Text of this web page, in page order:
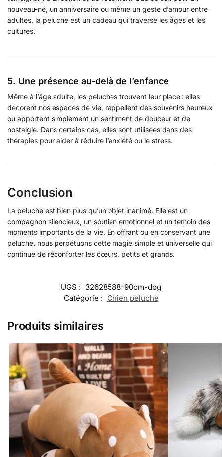
nouveau-né, un anniversaire ou même un geste d’amour entre
adultes, la peluche est un cadeau qui traverse les âges et les
cultures.
5. Une présence au-delà de l’enfance
Même à l’âge adulte, les peluches trouvent leur place : elles
décorent nos espaces de vie, rappellent des souvenirs heureux
ou apportent simplement un sentiment de douceur et de
nostalgie. Dans certains cas, elles sont utilisées dans des
thérapies pour aider à réduire l’anxiété ou le stress.
Conclusion
La peluche est bien plus qu’un objet inanimé. Elle est un
compagnon silencieux, un soutien émotionnel et un témoin des
moments importants de la vie. En offrant ou en conservant une
peluche, nous perpétuons cette magie simple et universelle qui
continue de réconforter les cœurs, petits et grands.
UGS : 32628588-90cm-dog
Catégorie : Chien peluche
Produits similaires